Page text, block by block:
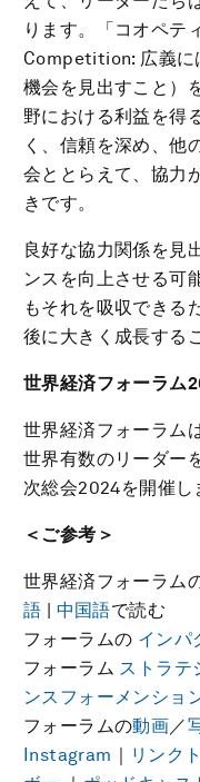
ります。「コオペ
Competition: 広義に
機会を見出すこと）
野における利益を得
く、信頼を深め、他
会ととらえて、協力
きです。
良好な協力関係を見
ンスを向上させる可
もそれを吸収できる
後に大きく成長する
世界経済フォーラム
世界経済フォーラム
世界有数のリーダー
次総会2024を開催し
＜ご参考＞
世界経済フォーラム
語 | 中国語で読む
フォーラムの インパ
フォーラム ストラテ
ンスフォーメンショ
フォーラムの動画／
Instagram ｜ リンク